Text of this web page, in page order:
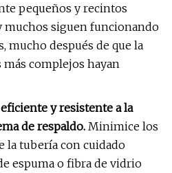
pequeños y recintos
muchos siguen funcionando
mucho después de que la
complejos hayan
y resistente a la
de respaldo. Minimice los
la tubería con cuidado
espuma o fibra de vidrio